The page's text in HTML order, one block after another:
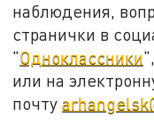
наблюдения,
странички в
"Одноклассники
или на
почту